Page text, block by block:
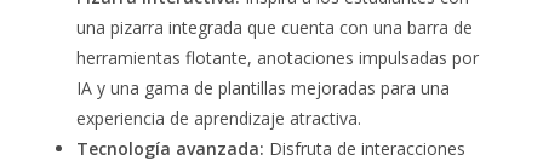
una pizarra integrada que cuenta con una barra de
herramientas flotante, anotaciones impulsadas por
IA y una gama de plantillas mejoradas para una
experiencia de aprendizaje atractiva.
Tecnología avanzada: Disfruta de interacciones